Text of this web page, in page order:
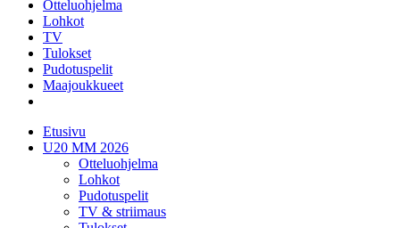
Otteluohjelma
Lohkot
TV
Tulokset
Pudotuspelit
Maajoukkueet
Etusivu
U20 MM 2026
Otteluohjelma
Lohkot
Pudotuspelit
TV & striimaus